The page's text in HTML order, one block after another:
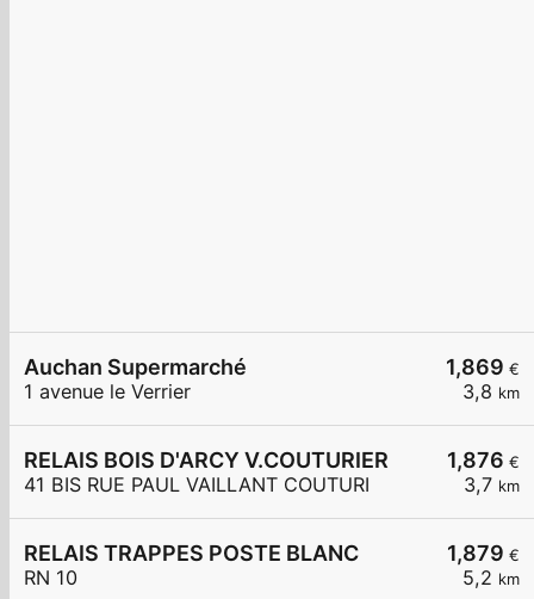
1,869 €
3,8 km
Auchan Supermarché
1 avenue le Verrier
1,876 €
3,7 km
RELAIS BOIS D'ARCY V.COUTURIER
41 BIS RUE PAUL VAILLANT COUTURI
1,879 €
5,2 km
RELAIS TRAPPES POSTE BLANC
RN 10